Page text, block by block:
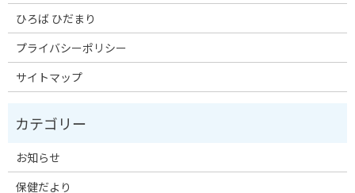
ひろば ひだまり
プライバシーポリシー
サイトマップ
お知らせ
保健だより